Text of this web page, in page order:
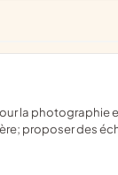
proposer des